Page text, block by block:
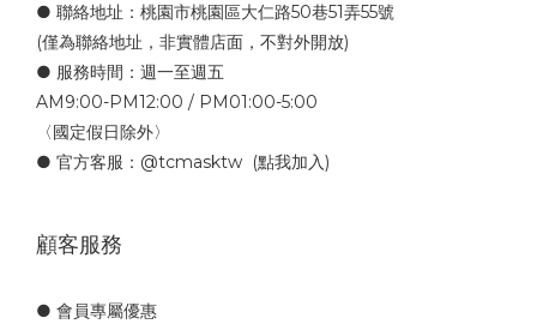
● 聯絡地址：桃園市桃園區大仁路50巷51弄55號
(僅為聯絡地址，非實體店面，不對外開放)
● 服務時間：週一至週五
AM9:00-PM12:00 / PM01:00-5:00
〈國定假日除外〉
● 官方客服： @tcmasktw (點我加入)
顧客服務
● 會員專屬優惠